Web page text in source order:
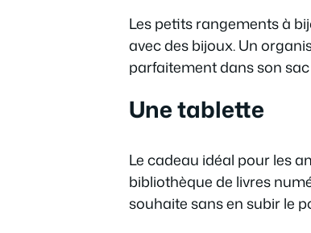
Les petits rangements à
avec des bijoux. Un
parfaitement dans son
Une tablette
Le cadeau idéal pour les
bibliothèque de livres
souhaite sans en subir le